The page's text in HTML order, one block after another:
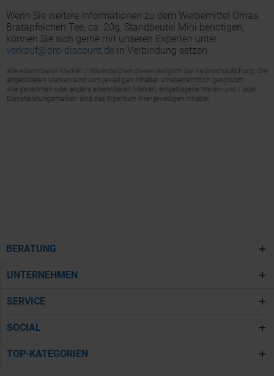
Wenn Sie weitere Informationen zu dem Werbemittel Omas
Bratäpfelchen Tee, ca. 20g, Standbeutel Mini benötigen,
können Sie sich gerne mit unseren Experten unter
verkauf@pro-discount.de in Verbindung setzen.
BERATUNG
UNTERNEHMEN
SERVICE
SOCIAL
TOP-KATEGORIEN